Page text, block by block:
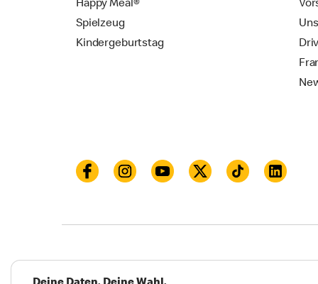
Happy Meal®
Spielzeug
Kindergeburtstag